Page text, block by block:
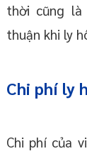
thời cũng
thuận khi ly
Chi phí ly
Chi phí của